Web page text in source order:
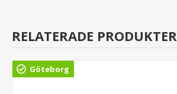
RELATERADE PRODUKTER
Göteborg